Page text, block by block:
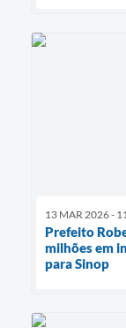
13 MAR 2026 -
Prefeito
milhões em
para Sinop